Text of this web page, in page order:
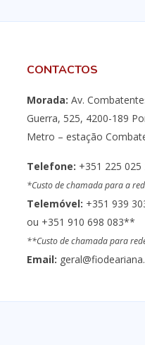
CONTACTOS
Morada: Av.
Guerra, 525, 4200-189
Metro – estação
Telefone: +351 225 025
*Custo de chamada para a
Telemóvel: +351 939
ou +351 910 698 083**
**Custo de chamada para
Email: